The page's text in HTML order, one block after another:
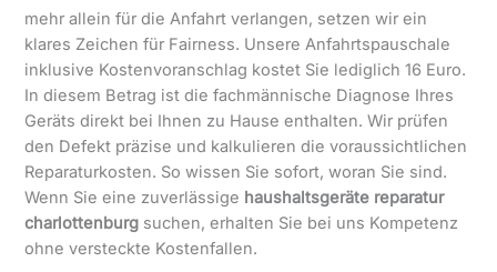
mehr allein für die Anfahrt verlangen, setzen wir ein
klares Zeichen für Fairness. Unsere Anfahrtspauschale
inklusive Kostenvoranschlag kostet Sie lediglich 16 Euro.
In diesem Betrag ist die fachmännische Diagnose Ihres
Geräts direkt bei Ihnen zu Hause enthalten. Wir prüfen
den Defekt präzise und kalkulieren die voraussichtlichen
Reparaturkosten. So wissen Sie sofort, woran Sie sind.
Wenn Sie eine zuverlässige haushaltsgeräte reparatur
charlottenburg suchen, erhalten Sie bei uns Kompetenz
ohne versteckte Kostenfallen.